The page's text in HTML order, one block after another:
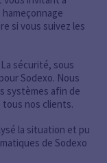
si vous suivez les
sécurité, sous
Sodexo. Nous
systèmes afin de
nos clients.
la situation et pu
de Sodexo